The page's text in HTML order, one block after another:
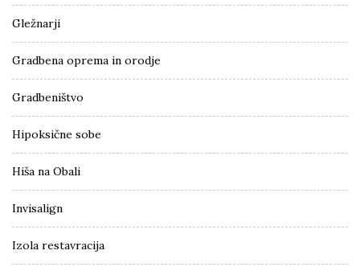
Gležnarji
Gradbena oprema in orodje
Gradbeništvo
Hipoksične sobe
Hiša na Obali
Invisalign
Izola restavracija